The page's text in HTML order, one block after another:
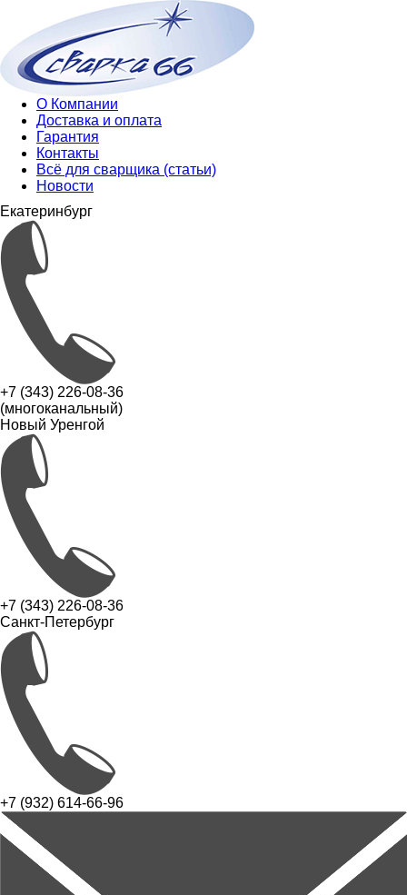
О Компании
Доставка и оплата
Гарантия
Контакты
Всё для сварщика (статьи)
Новости
Екатеринбург
+7 (343) 226-08-36
(многоканальный)
Новый Уренгой
+7 (343) 226-08-36
Санкт-Петербург
+7 (932) 614-66-96